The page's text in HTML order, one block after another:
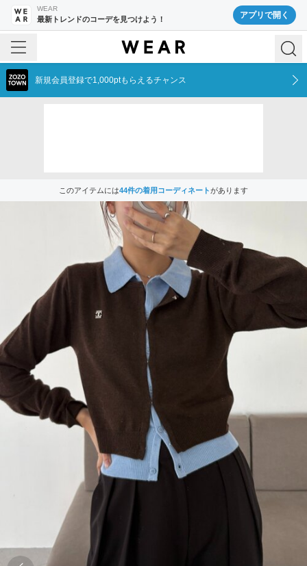
WEAR
最新トレンドのコーデを見つけよう！ アプリで開く
新規会員登録で1,000ptもらえるチャンス
このアイテムには44件の着用コーディネートがあります